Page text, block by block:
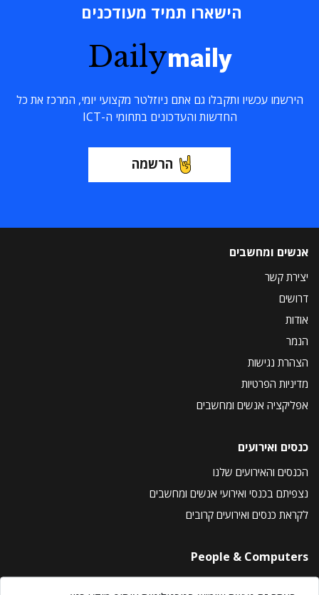
הישארו תמיד מעודכנים
Dailymaily
הירשמו עכשיו ותקבלו גם אתם ניוזלטר מקצועי יומי, המרכז את כל
החדשות והעדכונים בתחומי ה-ICT
הרשמה
אנשים ומחשבים
יצירת קשר
דרושים
אודות
הנמר
הצהרת נגישות
מדיניות הפרטיות
אפליקציה אנשים ומחשבים
כנסים ואירועים
הכנסים והאירועים שלנו
נצפיתם בכנסי ואירועי אנשים ומחשבים
לקראת כנסים ואירועים קרובים
People & Computers
About Us